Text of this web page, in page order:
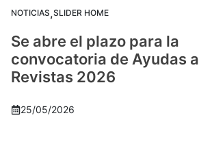
NOTICIAS,SLIDER HOME
Se abre el plazo para la
convocatoria de Ayudas a
Revistas 2026
25/05/2026